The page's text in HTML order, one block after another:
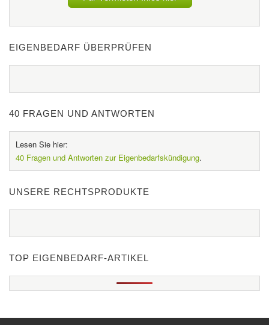
EIGENBEDARF ÜBERPRÜFEN
40 FRAGEN UND ANTWORTEN
Lesen Sie hier:
40 Fragen und Antworten zur Eigenbedarfskündigung.
UNSERE RECHTSPRODUKTE
TOP EIGENBEDARF-ARTIKEL